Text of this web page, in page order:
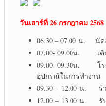
วันเสาร์ที่ 26 กรกฎาคม 2568
06.30 – 07.00 น. นัด
07.00- 09.00น. เดิ
09.00- 09.30น. โรง
อุปกรณ์ในการทำงาน
09.30 – 12.00 น. ร่
12.00 – 13.00 น. รั